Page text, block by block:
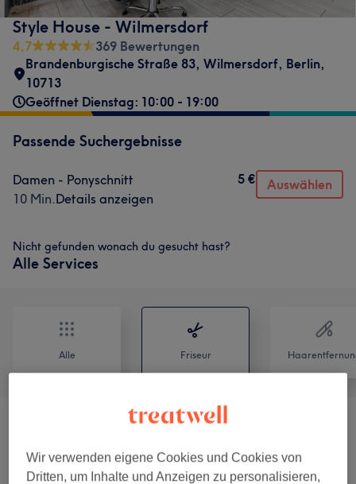
Style House - Wilmersdorf
4,7
369 Bewertungen
Brandenburgische Straße 83, Wilmersdorf, Berlin,
10713
Geöffnet Dienstag: 10:00 - 19:00
Passende Suchergebnisse
Damen - Ponyschnitt
10 Min.Details anzeigen
5 € Auswählen
Nicht gefunden wonach du gesucht hast?
Alle Services
Alle Friseur
Damen - Haarschnitte & Stylings ( 9 )
Damen - Farbe & Coloration ( ab 35 €
Wir verwenden eigene Cookies und Cookies von
Dritten, um Inhalte und Anzeigen zu personalisieren,